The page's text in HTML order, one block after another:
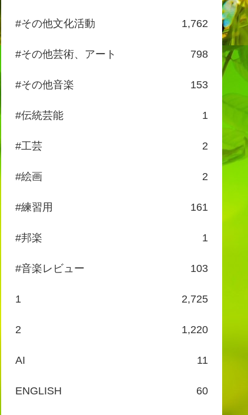
#その他文化活動 1,762
#その他芸術、アート 798
#その他音楽 153
#伝統芸能 1
#工芸 2
#絵画 2
#練習用 161
#邦楽 1
#音楽レビュー 103
1 2,725
2 1,220
AI 11
ENGLISH 60